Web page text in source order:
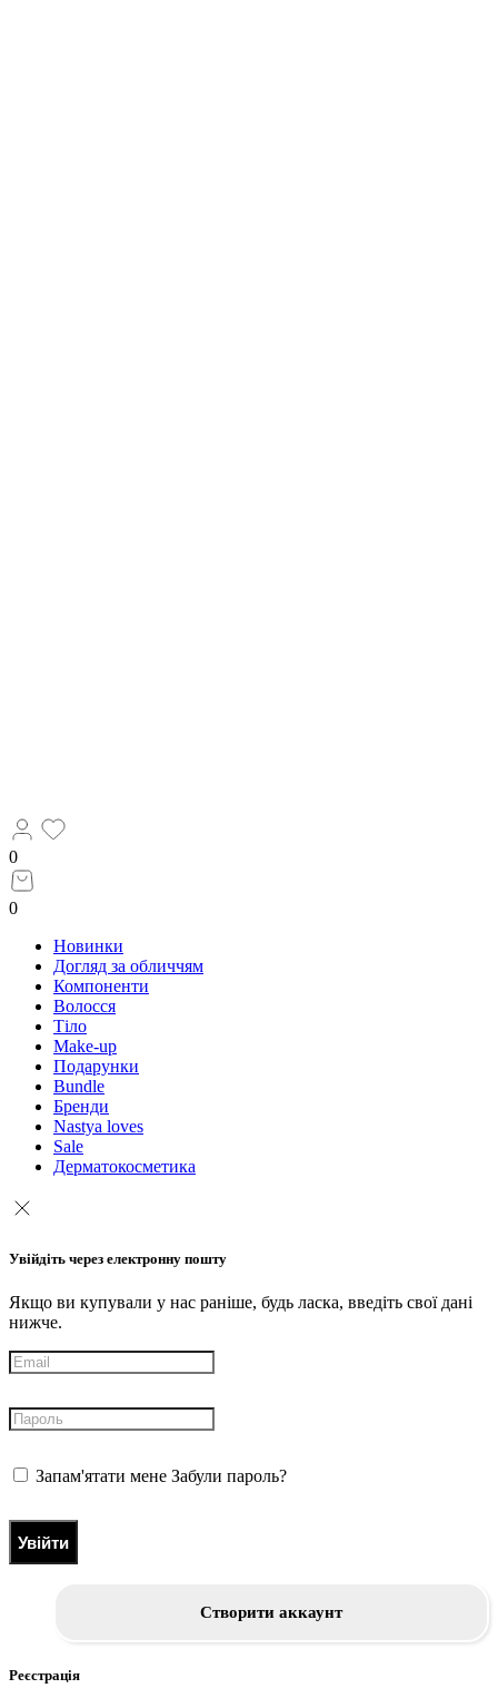
0
0
Новинки
Догляд за обличчям
Компоненти
Волосся
Тіло
Make-up
Подарунки
Bundle
Бренди
Nastya loves
Sale
Дерматокосметика
Увійдіть через електронну пошту
Якщо ви купували у нас раніше, будь ласка, введіть свої дані
нижче.
Запам'ятати мене Забули пароль?
Увійти
Створити аккаунт
Реєстрація